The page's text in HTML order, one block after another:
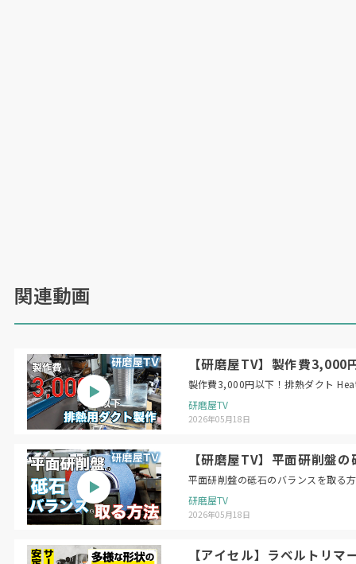
関連動画
【研磨屋TV】製作費
製作
研磨屋TV
2026年05月18日
【研磨屋TV】平面研削
研磨屋TV
2026年05月18日
【アイセル】ラベルトリ